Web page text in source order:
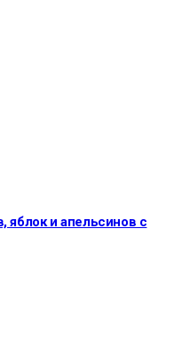
яблок и апельсинов с